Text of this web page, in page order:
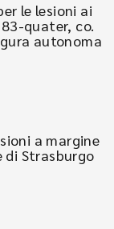
le lesioni ai
quater, co.
autonoma
a margine
di Strasburgo